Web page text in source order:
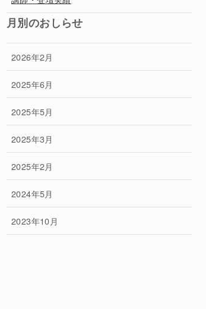
月別のおしらせ
2026年2月
2025年6月
2025年5月
2025年3月
2025年2月
2024年5月
2023年10月